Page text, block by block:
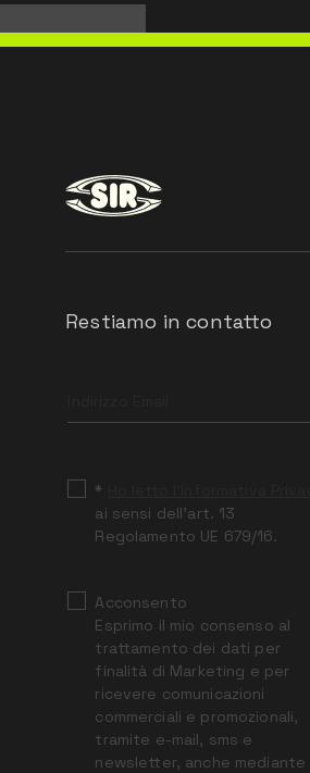
Restiamo in contatto
field
*
ai sensi dell’art. 13
Regolamento UE 679/16.
Acconsento
Esprimo il mio consenso al
trattamento dei dati per
finalità di Marketing e per
ricevere comunicazioni
commerciali e promozionali,
tramite e-mail, sms e
newsletter, anche mediante